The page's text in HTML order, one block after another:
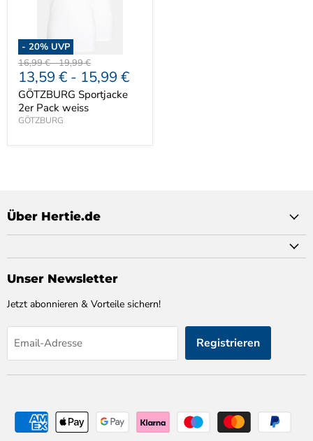
- 20% UVP
Ursprünglicher
Preis
16,99 €-Ursprünglicher
Preis
19,99 €
13,59 € - 15,99 €
GÖTZBURG Sportjacke
2er Pack weiss
GÖTZBURG
Über Hertie.de
Unser Newsletter
Jetzt abonnieren & Vorteile sichern!
Email-Adresse Registrieren